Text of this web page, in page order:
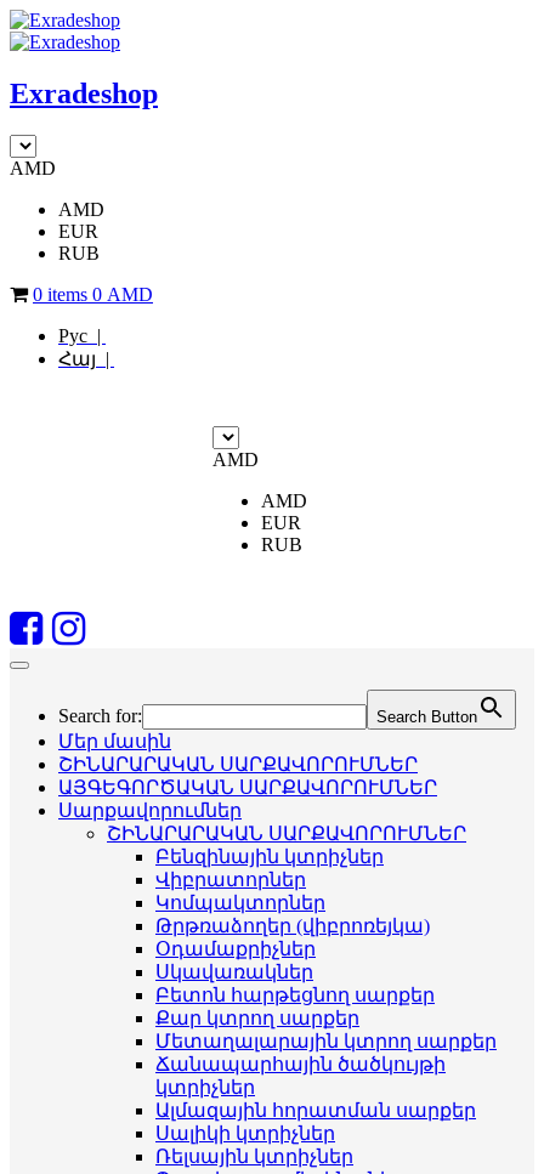
Exradeshop
AMD
AMD
EUR
RUB
0 items 0 AMD
Рус |
Հայ |
AMD
AMD
EUR
RUB
Search for: Search Button
Մեր մասին
ՇԻՆԱՐԱՐԱԿԱՆ ՍԱՐՔԱՎՈՐՈՒՄՆԵՐ
ԱՅԳԵԳՈՐԾԱԿԱՆ ՍԱՐՔԱՎՈՐՈՒՄՆԵՐ
Սարքավորումներ
ՇԻՆԱՐԱՐԱԿԱՆ ՍԱՐՔԱՎՈՐՈՒՄՆԵՐ
Բենզինային կտրիչներ
Վիբրատորներ
Կոմպակտորներ
Թրթռաձողեր (վիբրոռեյկա)
Օդամաքրիչներ
Սկավառակներ
Բետոն հարթեցնող սարքեր
Քար կտրող սարքեր
Մետաղալարային կտրող սարքեր
Ճանապարհային ծածկույթի
կտրիչներ
Ալմազային հորատման սարքեր
Սալիկի կտրիչներ
Ռելսային կտրիչներ